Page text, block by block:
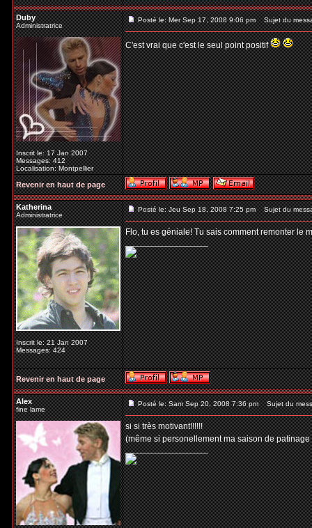
Duby
Administratrice
Inscrit le: 17 Jan 2007
Messages: 412
Localisation: Montpellier
Posté le: Mer Sep 17, 2008 9:06 pm Sujet du
C'est vrai que c'est le seul point positif
Revenir en haut de page
Katherina
Administratrice
Inscrit le: 21 Jan 2007
Messages: 424
Posté le: Jeu Sep 18, 2008 7:25 pm Sujet du
Flo, tu es géniale! Tu sais comment remonter le
_________________
Revenir en haut de page
Alex
fine lame
Posté le: Sam Sep 20, 2008 7:36 pm Sujet du
si si très motivant!!!!!!
(même si personellement ma saison de
_________________